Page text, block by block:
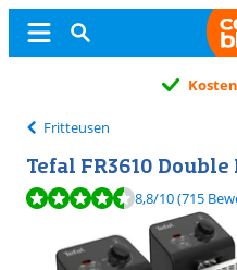
Fritteusen
Tefal FR3610 Double
Bewertet mit 8,8 von 10,
8,8/10(715